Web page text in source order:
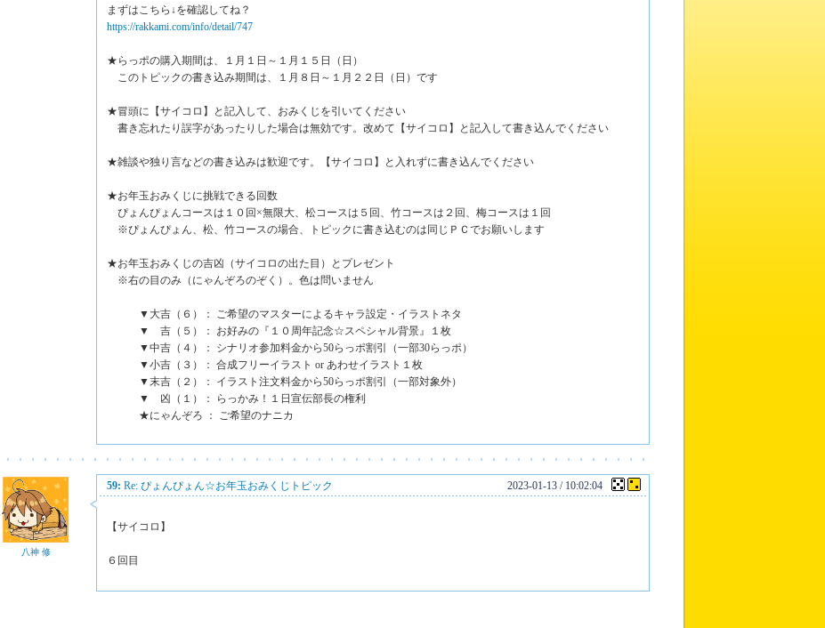
まずはこちら↓を確認してね？
https://rakkami.com/info/detail/747
★らっポの購入期間は、１月１日～１月１５日（日）
このトピックの書き込み期間は、１月８日～１月２２日（日）です
★冒頭に【サイコロ】と記入して、おみくじを引いてください
書き忘れたり誤字があったりした場合は無効です。改めて【サイコロ】と記入して書き込んでください
★雑談や独り言などの書き込みは歓迎です。【サイコロ】と入れずに書き込んでください
★お年玉おみくじに挑戦できる回数
ぴょんぴょんコースは１０回×無限大、松コースは５回、竹コースは２回、梅コースは１回
※ぴょんぴょん、松、竹コースの場合、トピックに書き込むのは同じＰＣでお願いします
★お年玉おみくじの吉凶（サイコロの出た目）とプレゼント
※右の目のみ（にゃんぞろのぞく）。色は問いません
▼大吉（６）： ご希望のマスターによるキャラ設定・イラストネタ
▼ 吉（５）： お好みの『１０周年記念☆スペシャル背景』１枚
▼中吉（４）： シナリオ参加料金から50らっポ割引（一部30らっポ）
▼小吉（３）： 合成フリーイラスト or あわせイラスト１枚
▼末吉（２）： イラスト注文料金から50らっポ割引（一部対象外）
▼ 凶（１）： らっかみ！１日宣伝部長の権利
★にゃんぞろ ： ご希望のナニカ
八神 修
59: Re: ぴょんぴょん☆お年玉おみくじトピック 2023-01-13 / 10:02:04
【サイコロ】
６回目